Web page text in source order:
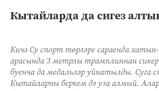
Кытайларда да сигез
Кичә Су спорт төрләре сараенда
арасында 3 метрлы трамплиннан
буенча да медальләр уйнатылды. Суга
Кытайларны беркем дә уза алмый.